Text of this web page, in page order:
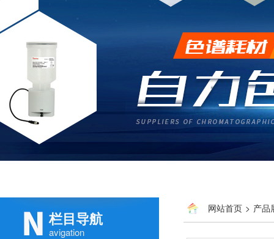
栏目导航
avigation
网站首页 > 产品